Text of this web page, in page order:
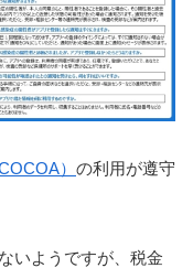
） の利用が遵守
いようですが、税金